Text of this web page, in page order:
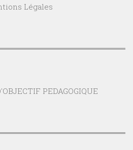
Légales
PEDAGOGIQUE